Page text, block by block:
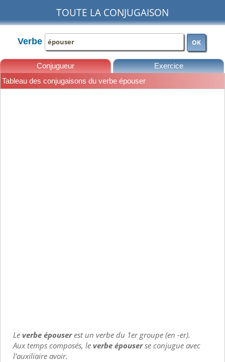
TOUTE LA CONJUGAISON
Verbe OK
Conjugueur Exercice
Tableau des conjugaisons du verbe épouser
Leverbe épouserest un verbe du 1er groupe (en -er).
Aux temps composés, leverbe épouserse conjugue avec
l'auxiliaire avoir.